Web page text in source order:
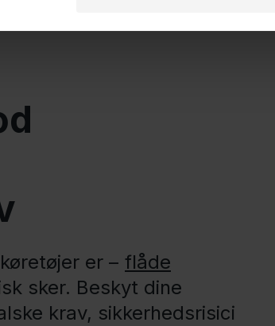
er – flåde
sker. Beskyt dine
krav, sikkerhedsrisici